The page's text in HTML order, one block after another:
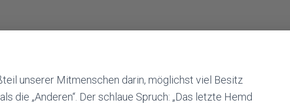
unserer Mitmenschen darin, möglichst viel Besitz
die „Anderen“. Der schlaue Spruch: „Das letzte Hemd